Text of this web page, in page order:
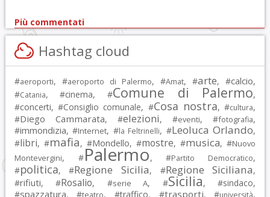
Più commentati
Hashtag cloud
#aeroporti, #aeroporto di Palermo, #Amat, #arte, #calcio,
#Catania, #cinema, #Comune di Palermo,
#concerti, #Consiglio comunale, #Cosa nostra, #cultura,
#Diego Cammarata, #elezioni, #eventi, #fotografia,
#immondizia, #Internet, #la Feltrinelli, #Leoluca Orlando,
#libri, #mafia, #Mondello, #mostre, #musica, #Nuovo
Montevergini, #Palermo, #Partito Democratico,
#politica, #Regione Sicilia, #Regione Siciliana,
#rifiuti, #Rosalio, #serie A, #Sicilia, #sindaco,
#spazzatura, #teatro, #traffico, #trasporti, #università,